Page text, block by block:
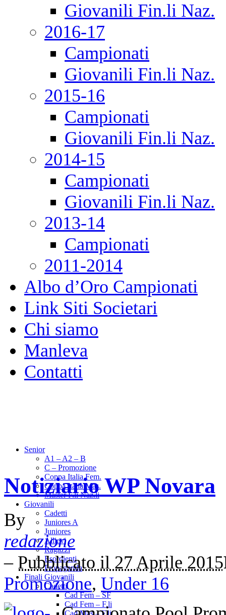
Giovanili Fin.li Naz.
2016-17
Campionati
Giovanili Fin.li Naz.
2015-16
Campionati
Giovanili Fin.li Naz.
2014-15
Campionati
Giovanili Fin.li Naz.
2013-14
Campionati
2011-2014
Albo d’Oro Campionati
Link Siti Societari
Chi siamo
Manleva
Contatti
Senior
A1 – A2 – B
C – Promozione
Coppa Italia Fem.
Coppa Italia Mas.
Master F.li Naz.li
Giovanili
Cadetti
Juniores A
Juniores
Allievi
Ragazzi
Esordienti
Propaganda
Finali Giovanili
Cadetti
Cad Fem – SF
Cad Fem – F.li
Cad Mas – F.li
Notiziario WP Novara
By
redazione
– Pubblicato il 27 Aprile 2015
Promozione, Under 16